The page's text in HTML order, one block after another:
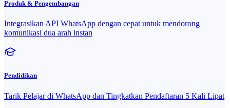
Produk & Pengembangan
Integrasikan API WhatsApp dengan cepat untuk mendorong
komunikasi dua arah instan
Pendidikan
Tarik Pelajar di WhatsApp dan Tingkatkan Pendaftaran 5 Kali Lipat